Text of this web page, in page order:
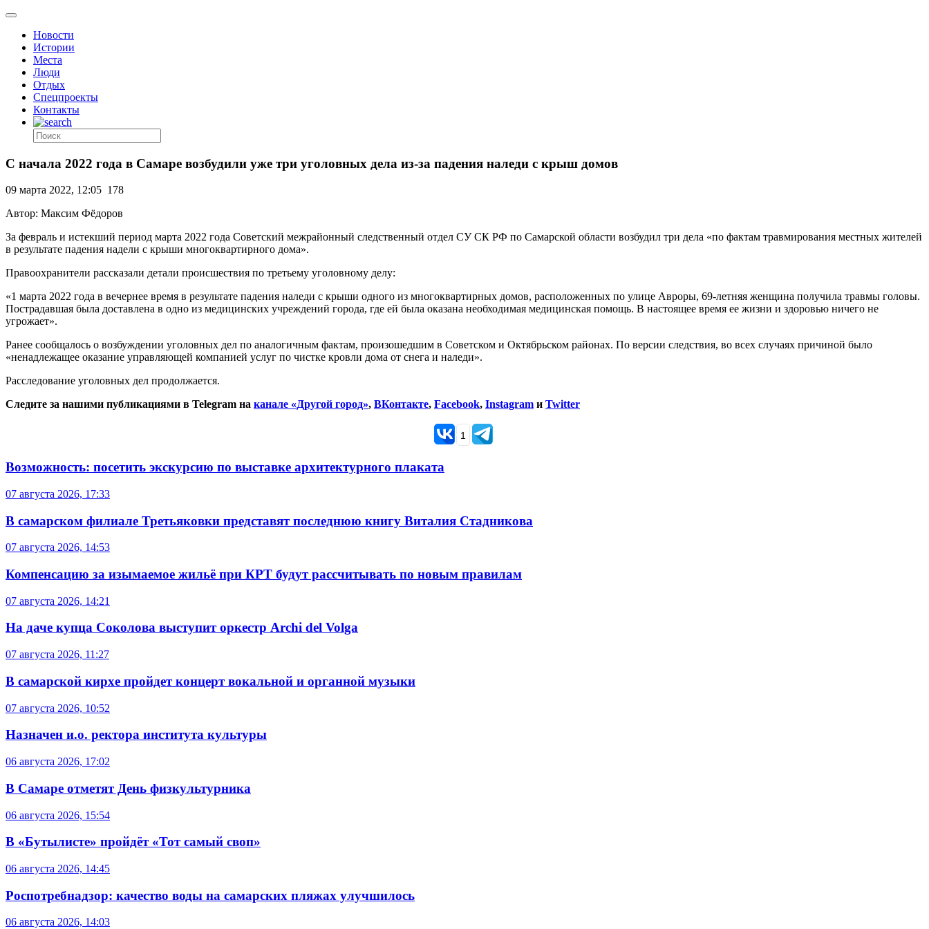
Новости
Истории
Места
Люди
Отдых
Спецпроекты
Контакты
С начала 2022 года в Самаре возбудили уже три уголовных дела из-за падения наледи с крыш домов
09 марта 2022, 12:05 178
Автор: Максим Фёдоров
За февраль и истекший период марта 2022 года Советский межрайонный следственный отдел СУ СК РФ по Самарской области возбудил три дела «по фактам травмирования местных жителей
в результате падения надели с крыши многоквартирного дома».
Правоохранители рассказали детали происшествия по третьему уголовному делу:
«1 марта 2022 года в вечернее время в результате падения наледи с крыши одного из многоквартирных домов, расположенных по улице Авроры, 69-летняя женщина получила травмы головы.
Пострадавшая была доставлена в одно из медицинских учреждений города, где ей была оказана необходимая медицинская помощь. В настоящее время ее жизни и здоровью ничего не
угрожает».
Ранее сообщалось о возбуждении уголовных дел по аналогичным фактам, произошедшим в Советском и Октябрьском районах. По версии следствия, во всех случаях причиной было
«ненадлежащее оказание управляющей компанией услуг по чистке кровли дома от снега и наледи».
Расследование уголовных дел продолжается.
Следите за нашими публикациями в Telegram на канале «Другой город», ВКонтакте, Facebook, Instagram и Twitter
1
Возможность: посетить экскурсию по выставке архитектурного плаката
07 августа 2026, 17:33
В самарском филиале Третьяковки представят последнюю книгу Виталия Стадникова
07 августа 2026, 14:53
Компенсацию за изымаемое жильё при КРТ будут рассчитывать по новым правилам
07 августа 2026, 14:21
На даче купца Соколова выступит оркестр Archi del Volga
07 августа 2026, 11:27
В самарской кирхе пройдет концерт вокальной и органной музыки
07 августа 2026, 10:52
Назначен и.о. ректора института культуры
06 августа 2026, 17:02
В Самаре отметят День физкультурника
06 августа 2026, 15:54
В «Бутылисте» пройдёт «Тот самый своп»
06 августа 2026, 14:45
Роспотребнадзор: качество воды на самарских пляжах улучшилось
06 августа 2026, 14:03